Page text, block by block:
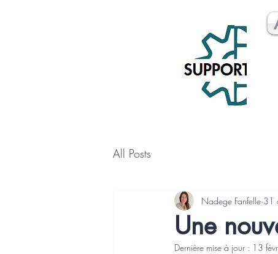
All Posts
Une
Nadege Fanfelle 31
Dernière mise à jour : 13